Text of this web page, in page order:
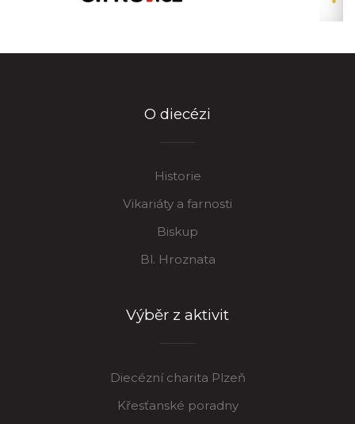
O diecézi
Historie
Vikariáty a farnosti
Biskup
Bl. Hroznata
Výběr z aktivit
Diecézní charita Plzeň
Křesťanské poradny